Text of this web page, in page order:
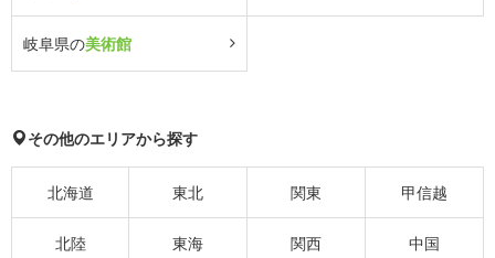
岐阜県の美術館
その他のエリアから探す
北海道 東北 関東 甲信越
北陸 東海 関西 中国